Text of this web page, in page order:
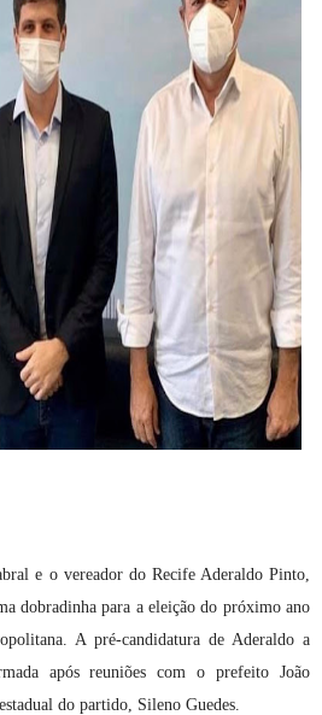
e o vereador do Recife Aderaldo Pinto,
dobradinha para a eleição do próximo ano
A pré-candidatura de Aderaldo a
após reuniões com o prefeito João
do partido, Sileno Guedes.